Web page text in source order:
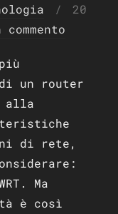
20
commento
un router
alla
di rete,
Ma
è così